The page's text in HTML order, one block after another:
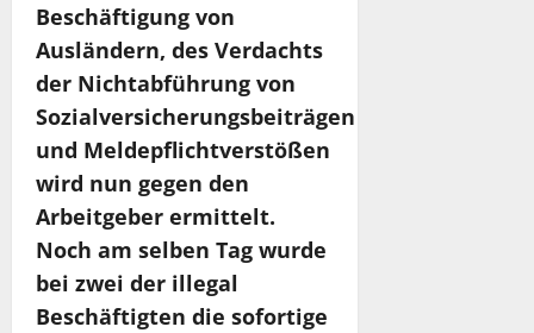
Beschäftigung von
Ausländern, des Verdachts
der Nichtabführung von
Sozialversicherungsbeiträgen
und Meldepflichtverstößen
wird nun gegen den
Arbeitgeber ermittelt.
Noch am selben Tag wurde
bei zwei der illegal
Beschäftigten die sofortige